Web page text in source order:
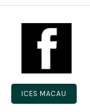
ICES MACAU